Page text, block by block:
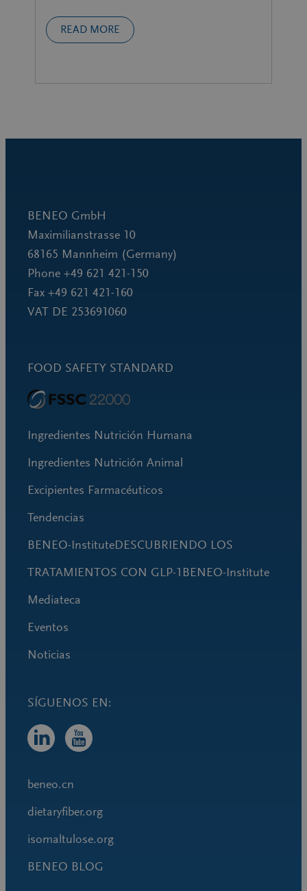
READ MORE
BENEO GmbH
Maximilianstrasse 10
68165 Mannheim (Germany)
Phone +49 621 421-150
Fax +49 621 421-160
VAT DE 253691060
FOOD SAFETY STANDARD
Ingredientes Nutrición Humana
Ingredientes Nutrición Animal
Excipientes Farmacéuticos
Tendencias
BENEO-InstituteDESCUBRIENDO LOS
TRATAMIENTOS CON GLP-1BENEO-Institute
Mediateca
Eventos
Noticias
beneo.cn
dietaryfiber.org
isomaltulose.org
BENEO BLOG